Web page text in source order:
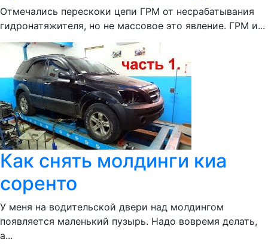
Отмечались перескоки цепи ГРМ от несрабатывания
гидронатяжителя, но не массовое это явление. ГРМ и...
Как снять молдинги киа
соренто
У меня на водительской двери над молдингом
появляется маленький пузырь. Надо вовремя делать,
а...